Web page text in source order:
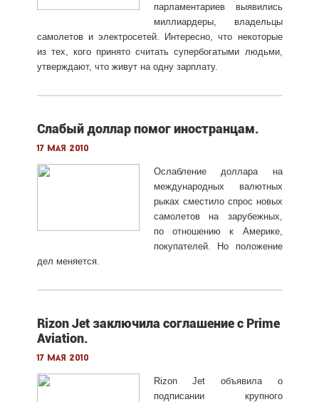
парламентариев выявились
миллиардеры, владельцы
самолетов и электросетей. Интересно, что некоторые
из тех, кого принято считать супербогатыми людьми,
утверждают, что живут на одну зарплату.
Слабый доллар помог иностранцам.
17 мая 2010
Ослабление доллара на
международных валютных
рыках сместило спрос новых
самолетов на зарубежных,
по отношению к Америке,
покупателей. Но положение
дел меняется.
Rizon Jet заключила соглашение с Prime
Aviation.
17 мая 2010
Rizon Jet объявила о
подписании крупного